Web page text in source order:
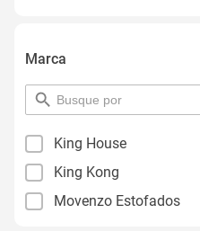
Marca
pesquisar
por
King House
King Kong
Movenzo Estofados